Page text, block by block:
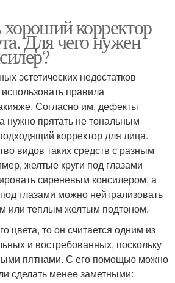
корректор
Для чего нужен
эстетических недостатков
правила
Согласно им, дефекты
нужно прятать не тональным
корректор для лица.
видов таких средств с разным
желтые круги под глазами
сиреневым консилером, а
глазами можно нейтрализовать
или теплым желтым подтоном.
цвета, то он считается одним из
и востребованных, поскольку
пятнами. С его помощью можно
сделать менее заметными: